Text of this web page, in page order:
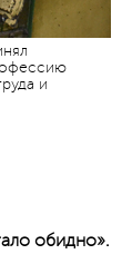
и
обидно».